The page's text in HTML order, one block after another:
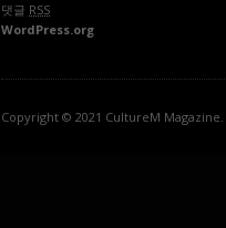
댓글 RSS
WordPress.org
Copyright © 2021 CultureM